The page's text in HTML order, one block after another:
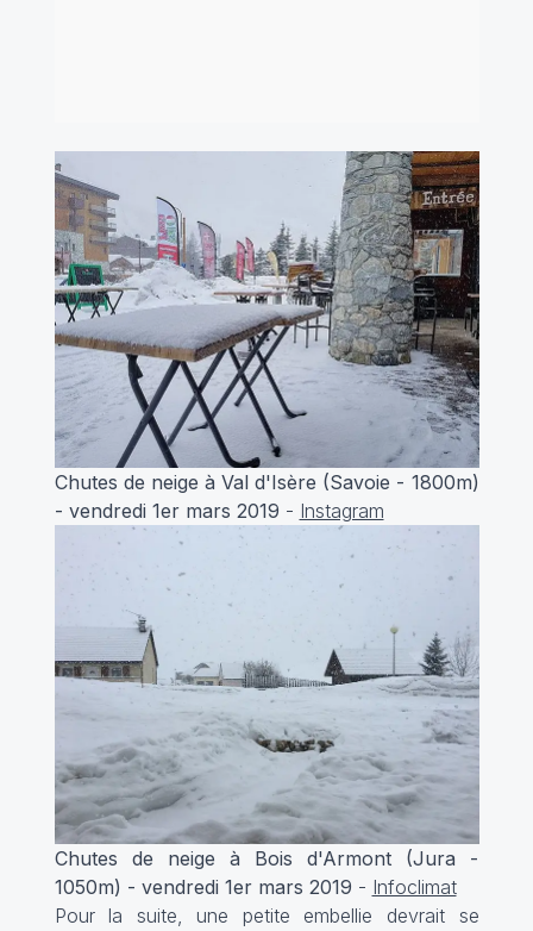
Chutes de neige à Val d'Isère (Savoie - 1800m)
- vendredi 1er mars 2019 - Instagram
Chutes de neige à Bois d'Armont (Jura -
1050m) - vendredi 1er mars 2019 - Infoclimat
Pour la suite, une petite embellie devrait se